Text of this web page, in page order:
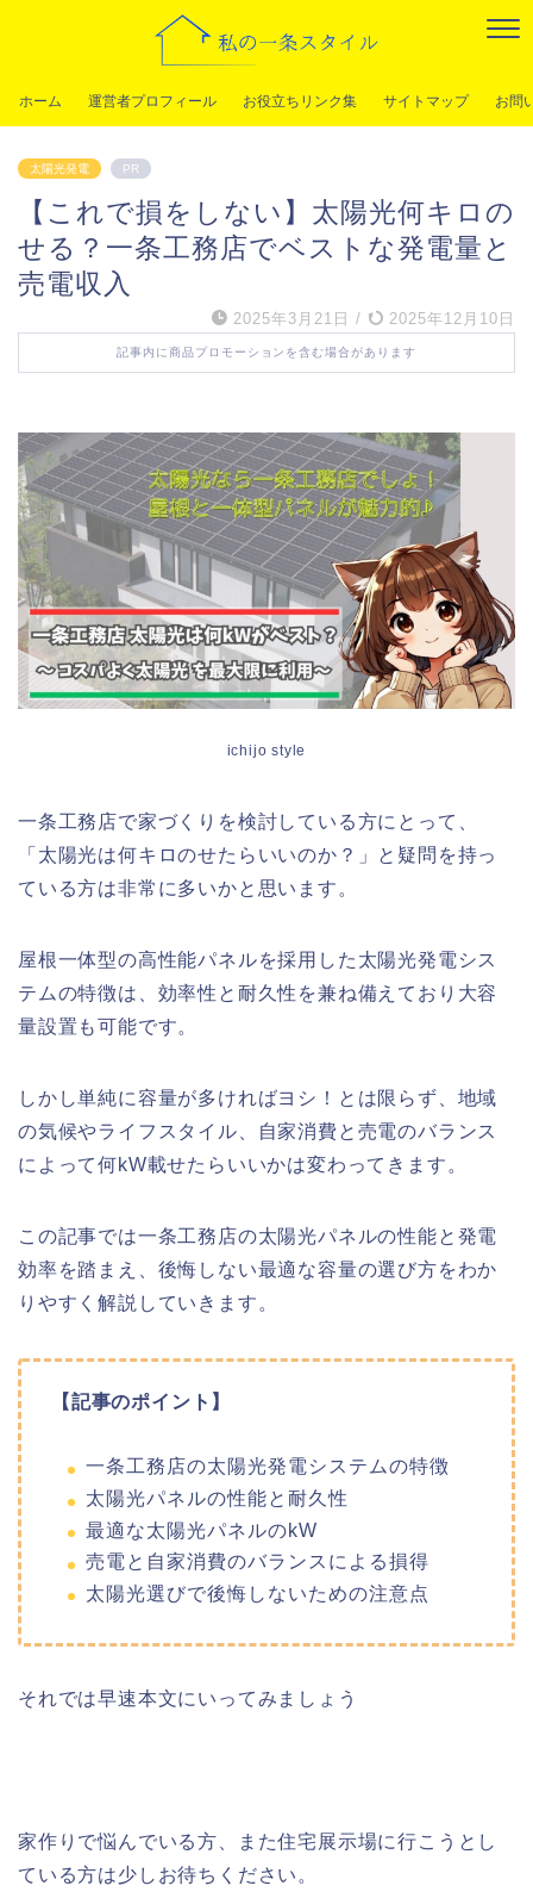
ホーム 運営者プロフィール お役立ちリンク集 サイトマップ お問
太陽光発電 PR
【これで損をしない】太陽光何キロの
せる？一条工務店でベストな発電量と
売電収入
2025年3月21日 / 2025年12月10日
記事内に商品プロモーションを含む場合があります
ichijo style
一条工務店で家づくりを検討している方にとって、
「太陽光は何キロのせたらいいのか？」と疑問を持っ
ている方は非常に多いかと思います。
屋根一体型の高性能パネルを採用した太陽光発電シス
テムの特徴は、効率性と耐久性を兼ね備えており大容
量設置も可能です。
しかし単純に容量が多ければヨシ！とは限らず、地域
の気候やライフスタイル、自家消費と売電のバランス
によって何kW載せたらいいかは変わってきます。
この記事では一条工務店の太陽光パネルの性能と発電
効率を踏まえ、後悔しない最適な容量の選び方をわか
りやすく解説していきます。
【記事のポイント】
一条工務店の太陽光発電システムの特徴
太陽光パネルの性能と耐久性
最適な太陽光パネルのkW
売電と自家消費のバランスによる損得
太陽光選びで後悔しないための注意点
それでは早速本文にいってみましょう
家作りで悩んでいる方、また住宅展示場に行こうとし
ている方は少しお待ちください。